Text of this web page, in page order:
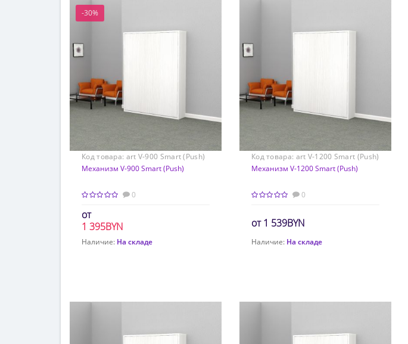
-30%
Код товара: art V-900 Smart (Push)
90*200
Механизм V-900 Smart (Push)
0
1 395BYN
2 001BYN
Заказать расчет
Наличие: На складе
Код товара: art V-1200 Smart (Push)
120*200
Механизм V-1200 Smart (Push)
0
1 539BYN
Заказать расчет
Наличие: На складе